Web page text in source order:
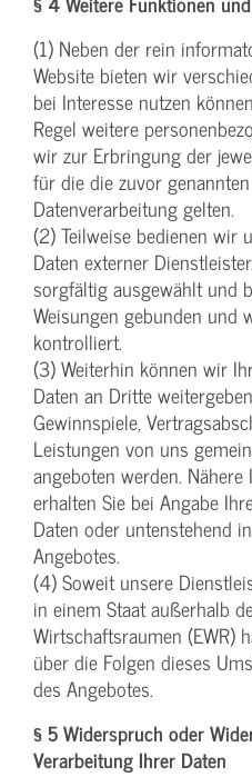
(1) Neben der rein
Website bieten wir
bei Interesse nutzen
Regel weitere
wir zur Erbringung der
für die die zuvor
Datenverarbeitung gelten.
(2) Teilweise bedienen wir
Daten externer
sorgfältig ausgewählt und
Weisungen gebunden und
kontrolliert.
(3) Weiterhin können wir
Daten an Dritte
Gewinnspiele,
Leistungen von uns
angeboten werden.
erhalten Sie bei Angabe
Daten oder untenstehend
Angebotes.
(4) Soweit unsere
in einem Staat außerhalb
Wirtschaftsraumen (EWR)
über die Folgen dieses
des Angebotes.
§ 5 Widerspruch oder
Verarbeitung Ihrer Daten